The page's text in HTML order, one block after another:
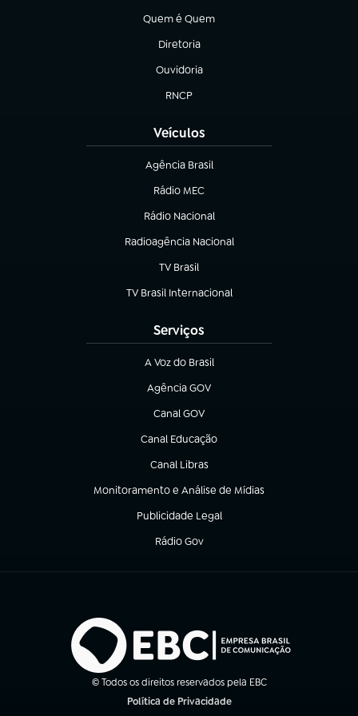
Quem é Quem
(abre em nova aba)
Diretoria
(abre em nova aba)
Ouvidoria
(abre em nova aba)
RNCP
(abre em nova aba)
Veículos
Agência Brasil
(abre em nova aba)
Rádio MEC
(abre em nova aba)
Rádio Nacional
Radioagência Nacional
(abre em nova aba)
TV Brasil
(abre em nova aba)
TV Brasil Internacional
(abre em nova aba)
Serviços
A Voz do Brasil
(abre em nova aba)
Agência GOV
(abre em nova aba)
Canal GOV
(abre em nova aba)
Canal Educação
(abre em nova aba)
Canal Libras
(abre em nova aba)
Monitoramento e Análise de Mídias
(abre em nova aba)
Publicidade Legal
(abre em nova aba)
Rádio Gov
(abre em nova aba)
© Todos os direitos reservados pela EBC
Política de Privacidade